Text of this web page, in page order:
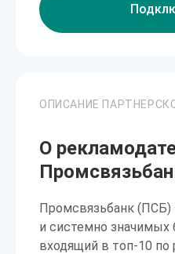
ОПИСАНИЕ
О
Промсвязьбанк (ПСБ)
и системно значимых
входящий в топ-10 по